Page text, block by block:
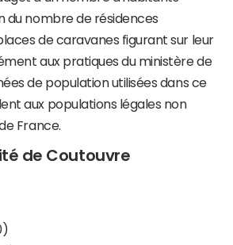
du nombre de résidences
de caravanes figurant sur leur
aux pratiques du ministère de
de population utilisées dans ce
aux populations légales non
France.
de Coutouvre